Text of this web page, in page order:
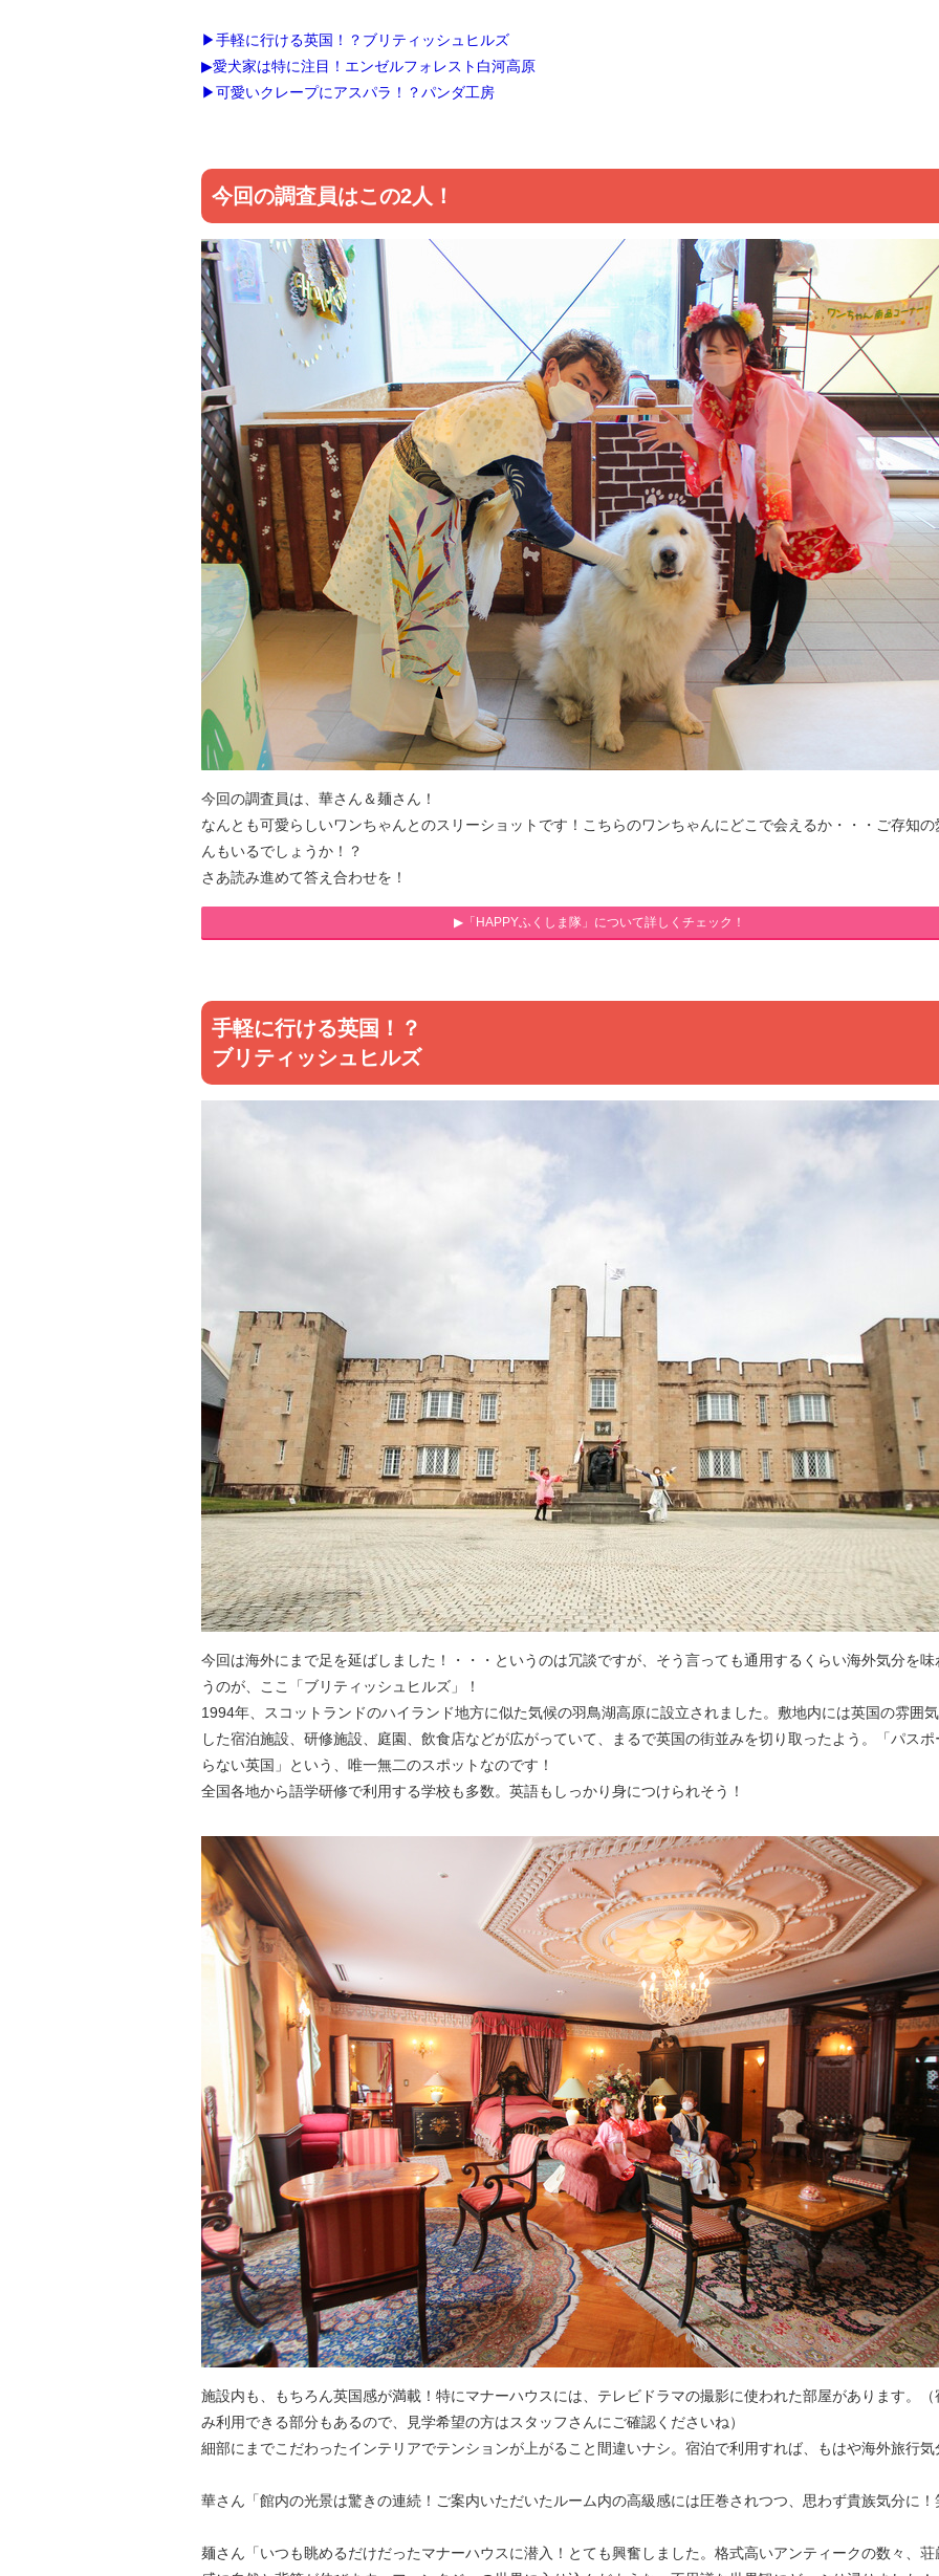
▶手軽に行ける英国！？ブリティッシュヒルズ
▶愛犬家は特に注目！エンゼルフォレスト白河高原
▶可愛いクレープにアスパラ！？パンダ工房
今回の調査員はこの2人！
今回の調査員は、華さん＆麺さん！
なんとも可愛らしいワンちゃんとのスリーショットです！こちらのワンちゃんにどこで会えるか・・・ご存知の
んもいるでしょうか！？
さあ読み進めて答え合わせを！
▶「HAPPYふくしま隊」について詳しくチェック！
手軽に行ける英国！？
ブリティッシュヒルズ
今回は海外にまで足を延ばしました！・・・というのは冗談ですが、そう言っても通用するくらい海外気分を味
うのが、ここ「ブリティッシュヒルズ」！
1994年、スコットランドのハイランド地方に似た気候の羽鳥湖高原に設立されました。敷地内には英国の雰囲
した宿泊施設、研修施設、庭園、飲食店などが広がっていて、まるで英国の街並みを切り取ったよう。「パスポ
らない英国」という、唯一無二のスポットなのです！
全国各地から語学研修で利用する学校も多数。英語もしっかり身につけられそう！
施設内も、もちろん英国感が満載！特にマナーハウスには、テレビドラマの撮影に使われた部屋があります。（
み利用できる部分もあるので、見学希望の方はスタッフさんにご確認くださいね）
細部にまでこだわったインテリアでテンションが上がること間違いナシ。宿泊で利用すれば、もはや海外旅行気
華さん「館内の光景は驚きの連続！ご案内いただいたルーム内の高級感には圧巻されつつ、思わず貴族気分に！
麺さん「いつも眺めるだけだったマナーハウスに潜入！とても興奮しました。格式高いアンティークの数々、荘